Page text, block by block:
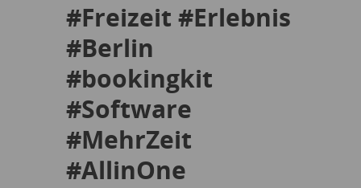
#Freizeit #Erlebnis
#Berlin
#bookingkit
#Software
#MehrZeit
#AllinOne